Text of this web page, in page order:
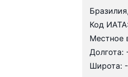
Код
Местное
Долгота:
Широта: